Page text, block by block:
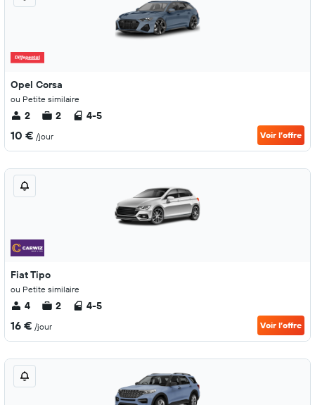
Opel Corsa
ou Petite similaire
2 2 4-5
10 € /jour Voir l’offre
Fiat Tipo
ou Petite similaire
4 2 4-5
16 € /jour Voir l’offre